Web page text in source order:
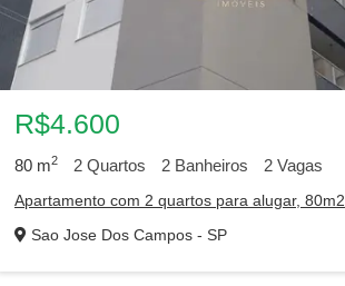
R$4.600
80 m2 2 Quartos 2 Banheiros 2 Vagas
Apartamento com 2 quartos para alugar, 80m2
Sao Jose Dos Campos - SP